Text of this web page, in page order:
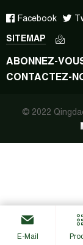
Facebook
SITEMAP
ABONNEZ-
CONTACTEZ-
© 2022
E-Mail